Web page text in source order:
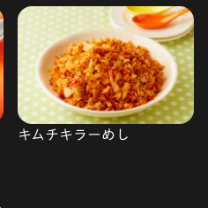
キムチキラーめし